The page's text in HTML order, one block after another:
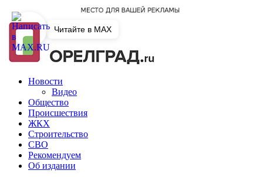
Новости
Видео
Общество
Происшествия
ЖКХ
Строительство
СВО
Рекомендуем
Об издании
Читайте в MAX